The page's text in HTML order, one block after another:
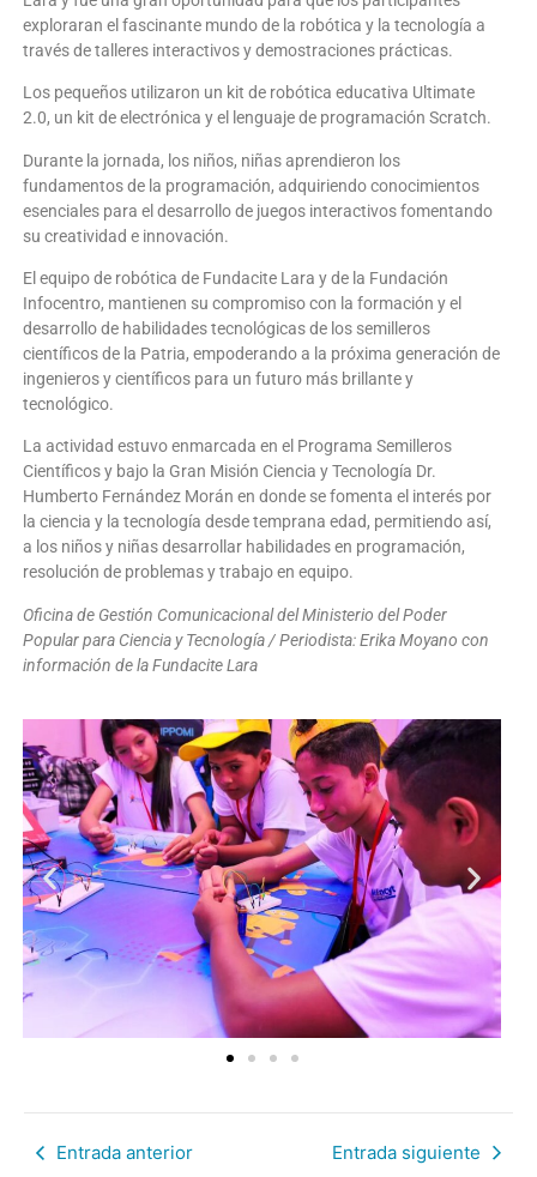
exploraran el fascinante mundo de la robótica y la tecnología a
través de talleres interactivos y demostraciones prácticas.
Los pequeños utilizaron un kit de robótica educativa Ultimate
2.0, un kit de electrónica y el lenguaje de programación Scratch.
Durante la jornada, los niños, niñas aprendieron los
fundamentos de la programación, adquiriendo conocimientos
esenciales para el desarrollo de juegos interactivos fomentando
su creatividad e innovación.
El equipo de robótica de Fundacite Lara y de la Fundación
Infocentro, mantienen su compromiso con la formación y el
desarrollo de habilidades tecnológicas de los semilleros
científicos de la Patria, empoderando a la próxima generación de
ingenieros y científicos para un futuro más brillante y
tecnológico.
La actividad estuvo enmarcada en el Programa Semilleros
Científicos y bajo la Gran Misión Ciencia y Tecnología Dr.
Humberto Fernández Morán en donde se fomenta el interés por
la ciencia y la tecnología desde temprana edad, permitiendo así,
a los niños y niñas desarrollar habilidades en programación,
resolución de problemas y trabajo en equipo.
Oficina de Gestión Comunicacional del Ministerio del Poder
Popular para Ciencia y Tecnología / Periodista: Erika Moyano con
información de la Fundacite Lara
Entrada anterior Entrada siguiente